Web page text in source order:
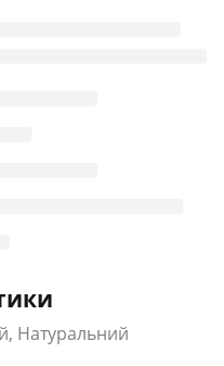
Натуральний